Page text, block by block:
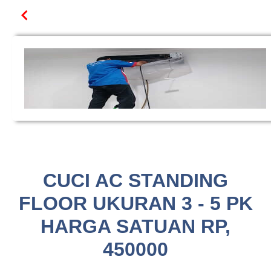
CUCI AC STANDING
FLOOR UKURAN 3 - 5 PK
HARGA SATUAN RP,
450000